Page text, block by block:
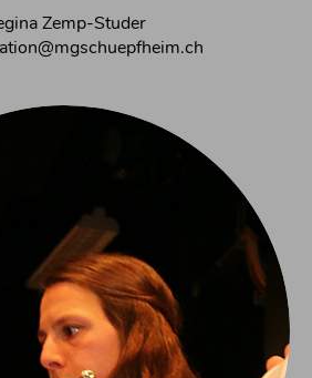
Zemp-Studer